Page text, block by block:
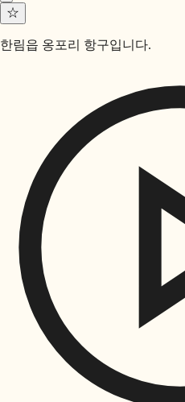
☆
한림읍 옹포리 항구입니다.